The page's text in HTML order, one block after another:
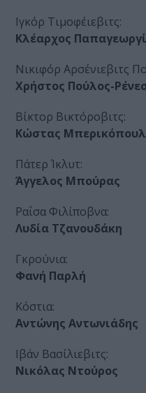
Ιγκόρ Τιμοφέιεβιτς:
Κλέαρχος
Νικιφόρ Αρσένιεβιτς
Χρήστος Πούλος-
Βίκτορ Βικτόροβιτς:
Κώστας
Πάτερ Ίκλυτ:
Άγγελος Μπούρας
Ραΐσα Φιλίποβνα:
Λυδία Τζανουδάκη
Γκρούνια:
Φανή Παρλή
Κόστια:
Αντώνης Αντωνιάδης
Ιβάν Βασίλιεβιτς:
Νικόλας Ντούρος